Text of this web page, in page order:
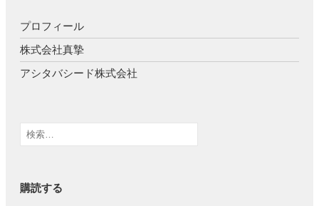
プロフィール
株式会社真摯
アシタバシード株式会社
検
索:
購読する